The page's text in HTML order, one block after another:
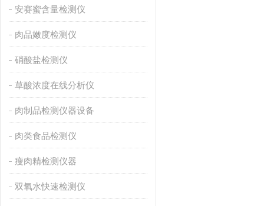
安赛蜜含量检测仪
肉品嫩度检测仪
硝酸盐检测仪
草酸浓度在线分析仪
肉制品检测仪器设备
肉类食品检测仪
瘦肉精检测仪器
双氧水快速检测仪